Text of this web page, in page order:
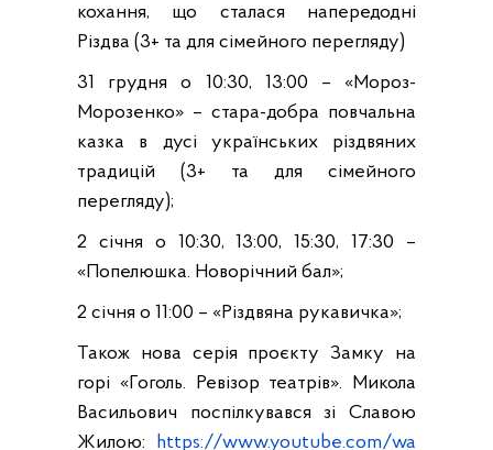
кохання, що сталася напередодні
Різдва (3+ та для сімейного перегляду)
31 грудня о 10:30, 13:00 – «Мороз-
Морозенко» – стара-добра повчальна
казка в дусі українських різдвяних
традицій (3+ та для сімейного
перегляду);
2 січня о 10:30, 13:00, 15:30, 17:30 –
«Попелюшка. Новорічний бал»;
2 січня о 11:00 – «Різдвяна рукавичка»;
Також нова серія проєкту Замку на
горі «Гоголь. Ревізор театрів». Микола
Васильович поспілкувався зі Славою
Жилою: https://www.youtube.com/wa